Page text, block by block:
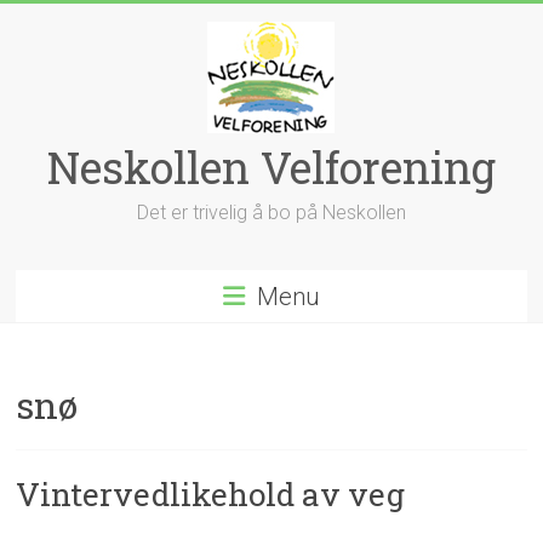
Neskollen Velforening
Det er trivelig å bo på Neskollen
Menu
snø
Vintervedlikehold av veg